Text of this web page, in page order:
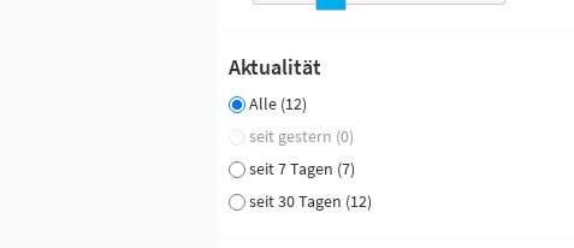
Aktualität
Alle (12)
seit gestern (0)
seit 7 Tagen (7)
seit 30 Tagen (12)